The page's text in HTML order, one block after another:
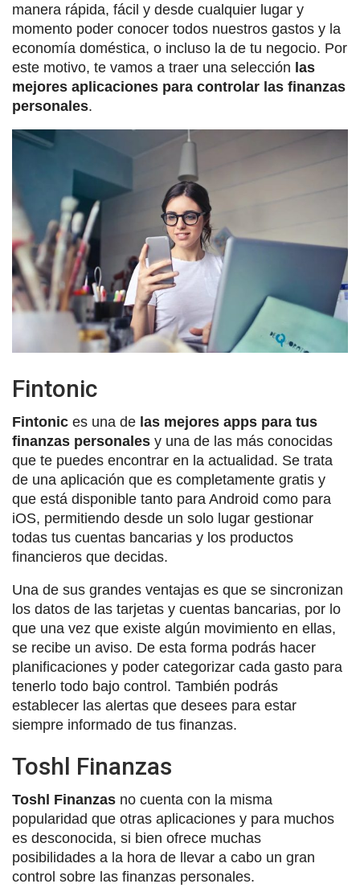
manera rápida, fácil y desde cualquier lugar y
momento poder conocer todos nuestros gastos y la
economía doméstica, o incluso la de tu negocio. Por
este motivo, te vamos a traer una selección las
mejores aplicaciones para controlar las finanzas
personales.
Fintonic
Fintonic es una de las mejores apps para tus
finanzas personales y una de las más conocidas
que te puedes encontrar en la actualidad. Se trata
de una aplicación que es completamente gratis y
que está disponible tanto para Android como para
iOS, permitiendo desde un solo lugar gestionar
todas tus cuentas bancarias y los productos
financieros que decidas.
Una de sus grandes ventajas es que se sincronizan
los datos de las tarjetas y cuentas bancarias, por lo
que una vez que existe algún movimiento en ellas,
se recibe un aviso. De esta forma podrás hacer
planificaciones y poder categorizar cada gasto para
tenerlo todo bajo control. También podrás
establecer las alertas que desees para estar
siempre informado de tus finanzas.
Toshl Finanzas
Toshl Finanzas no cuenta con la misma
popularidad que otras aplicaciones y para muchos
es desconocida, si bien ofrece muchas
posibilidades a la hora de llevar a cabo un gran
control sobre las finanzas personales.